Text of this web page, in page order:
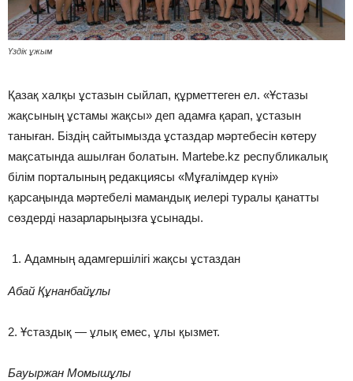
Үздік ұжым
Қазақ халқы ұстазын сыйлап, құрметтеген ел. «Ұстазы
жақсының ұстамы жақсы» деп адамға қарап, ұстазын
таныған. Біздің сайтымызда ұстаздар мәртебесін көтеру
мақсатында ашылған болатын. Martebe.kz республикалық
білім порталының редакциясы «Мұғалімдер күні»
қарсаңында мәртебелі мамандық иелері туралы қанатты
сөздерді назарларыңызға ұсынады.
Адамның адамгершілігі жақсы ұстаздан
Абай Құнанбайұлы
2. Ұстаздық — ұлық емес, ұлы қызмет.
Бауыржан Момышұлы